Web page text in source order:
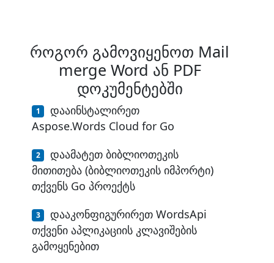
როგორ გამოვიყენოთ Mail
merge Word ან PDF
დოკუმენტებში
დააინსტალირეთ
Aspose.Words Cloud for Go
დაამატეთ ბიბლიოთეკის
მითითება (ბიბლიოთეკის იმპორტი)
თქვენს Go პროექტს
დააკონფიგურირეთ WordsApi
თქვენი აპლიკაციის კლავიშების
გამოყენებით